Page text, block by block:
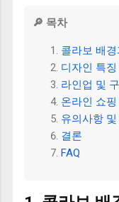
🔎 목차
콜라보 배경
디자인 특
라인업 및
온라인 쇼
유의사항
결론
FAQ